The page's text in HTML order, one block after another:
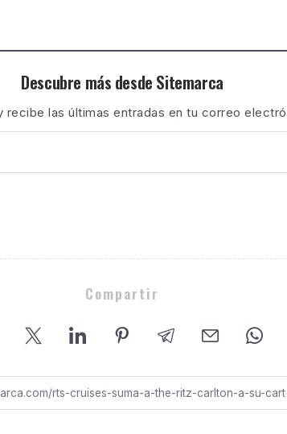
Descubre más desde Sitemarca
recibe las últimas entradas en tu correo
Compartir